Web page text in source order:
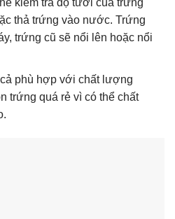
kiểm tra độ tươi của trứng
thả trứng vào nước. Trứng
trứng cũ sẽ nổi lên hoặc nổi
phù hợp với chất lượng
trứng quá rẻ vì có thể chất